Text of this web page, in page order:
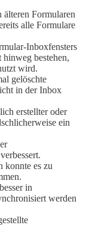
Formularen
alle Formulare
Inboxfensters
bestehen,
wird.
gelöschte
in der Inbox
erstellter oder
ein
konnte es zu
in
werden